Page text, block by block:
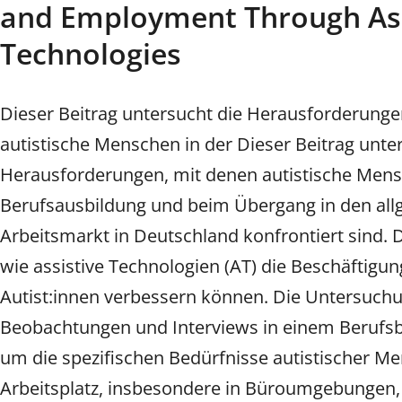
and Employment Through
Technologies
Dieser Beitrag untersucht die
autistische Menschen in der Dieser Beitrag
Herausforderungen, mit denen autistische
Berufsausbildung und beim Übergang in den
Arbeitsmarkt in Deutschland konfrontiert sind.
wie assistive Technologien (AT) die
Autist:innen verbessern können. Die
Beobachtungen und Interviews in einem
um die spezifischen Bedürfnisse autistischer
Arbeitsplatz, insbesondere in